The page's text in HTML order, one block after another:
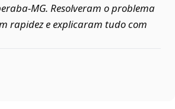
Resolveram o problema
rapidez e explicaram tudo com